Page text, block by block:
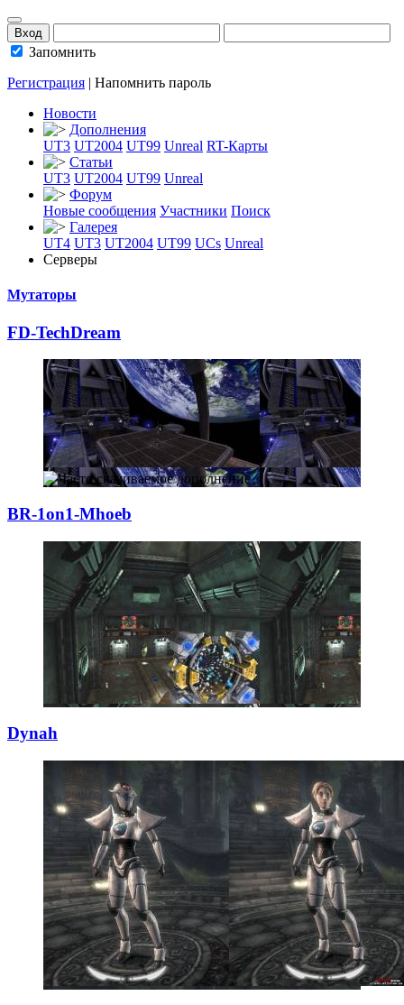
Запомнить
Регистрация | Напомнить пароль
Новости
Дополнения
UT3 UT2004 UT99 Unreal RT-Карты
Статьи
UT3 UT2004 UT99 Unreal
Форум
Новые сообщения Участники Поиск
Галерея
UT4 UT3 UT2004 UT99 UCs Unreal
Серверы
Мутаторы
FD-TechDream
BR-1on1-Mhoeb
Dynah